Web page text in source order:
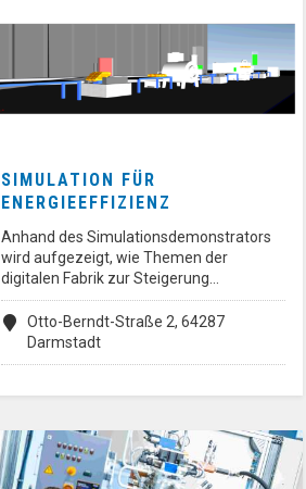
SIMULATION FÜR
ENERGIEEFFIZIENZ
Anhand des Simulationsdemonstrators
wird aufgezeigt, wie Themen der
digitalen Fabrik zur Steigerung…
Otto-Berndt-Straße 2, 64287
Darmstadt